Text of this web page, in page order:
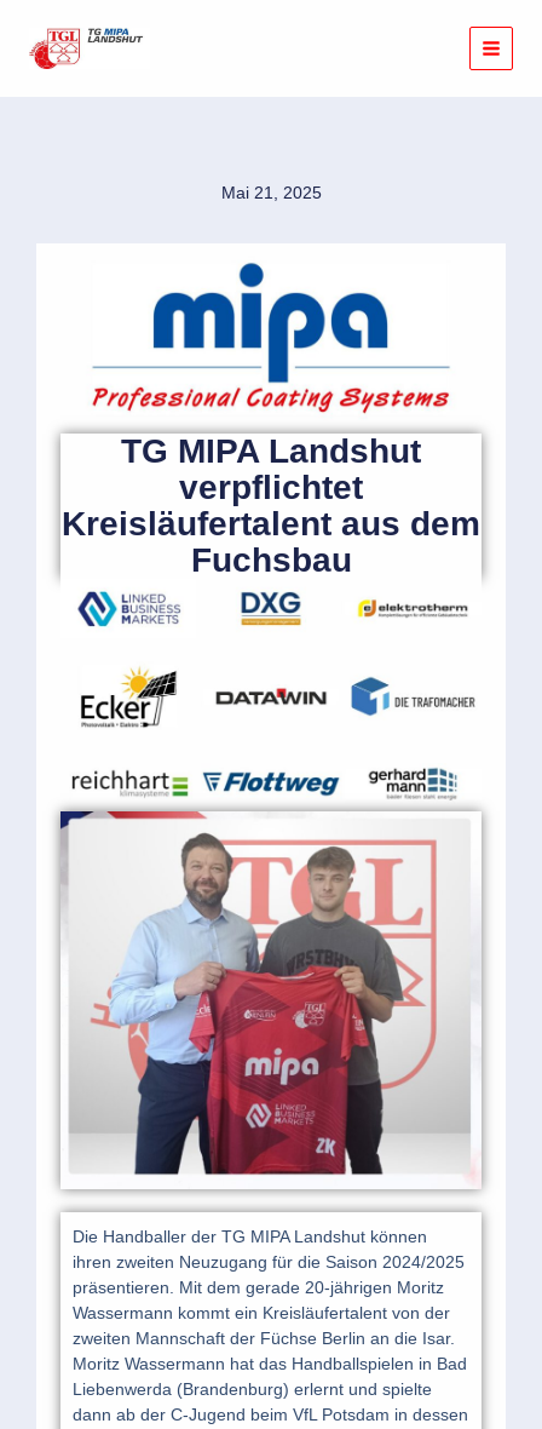
springen
Mai 21, 2025
TG MIPA Landshut
verpflichtet
Kreisläufertalent aus dem
Fuchsbau
Die Handballer der TG MIPA Landshut können
ihren zweiten Neuzugang für die Saison 2024/2025
präsentieren. Mit dem gerade 20-jährigen Moritz
Wassermann kommt ein Kreisläufertalent von der
zweiten Mannschaft der Füchse Berlin an die Isar.
Moritz Wassermann hat das Handballspielen in Bad
Liebenwerda (Brandenburg) erlernt und spielte
dann ab der C-Jugend beim VfL Potsdam in dessen